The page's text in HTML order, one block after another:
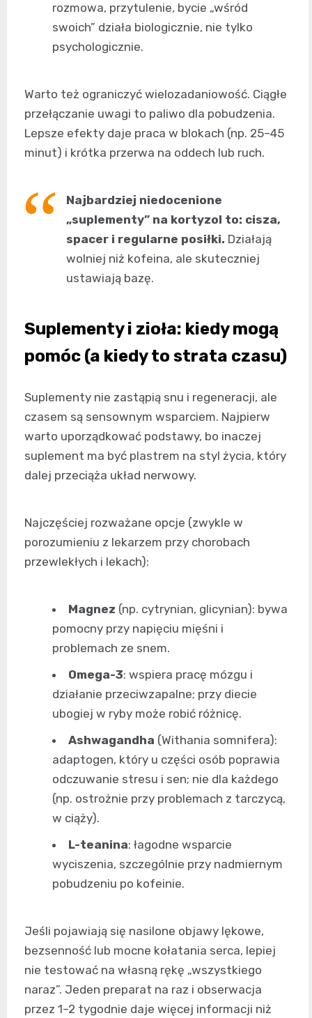
rozmowa, przytulenie, bycie „wśród
swoich” działa biologicznie, nie tylko
psychologicznie.
Warto też ograniczyć wielozadaniowość. Ciągłe
przełączanie uwagi to paliwo dla pobudzenia.
Lepsze efekty daje praca w blokach (np. 25–45
minut) i krótka przerwa na oddech lub ruch.
Najbardziej niedocenione
„suplementy” na kortyzol to: cisza,
spacer i regularne posiłki. Działają
wolniej niż kofeina, ale skuteczniej
ustawiają bazę.
Suplementy i zioła: kiedy mogą
pomóc (a kiedy to strata czasu)
Suplementy nie zastąpią snu i regeneracji, ale
czasem są sensownym wsparciem. Najpierw
warto uporządkować podstawy, bo inaczej
suplement ma być plastrem na styl życia, który
dalej przeciąża układ nerwowy.
Najczęściej rozważane opcje (zwykle w
porozumieniu z lekarzem przy chorobach
przewlekłych i lekach):
Magnez (np. cytrynian, glicynian): bywa
pomocny przy napięciu mięśni i
problemach ze snem.
Omega-3: wspiera pracę mózgu i
działanie przeciwzapalne; przy diecie
ubogiej w ryby może robić różnicę.
Ashwagandha (Withania somnifera):
adaptogen, który u części osób poprawia
odczuwanie stresu i sen; nie dla każdego
(np. ostrożnie przy problemach z tarczycą,
w ciąży).
L-teanina: łagodne wsparcie
wyciszenia, szczególnie przy nadmiernym
pobudzeniu po kofeinie.
Jeśli pojawiają się nasilone objawy lękowe,
bezsenność lub mocne kołatania serca, lepiej
nie testować na własną rękę „wszystkiego
naraz”. Jeden preparat na raz i obserwacja
przez 1–2 tygodnie daje więcej informacji niż